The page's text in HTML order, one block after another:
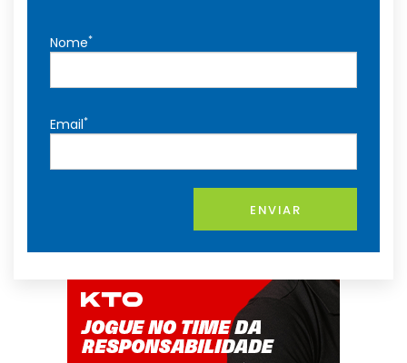
Nome*
Email*
ENVIAR